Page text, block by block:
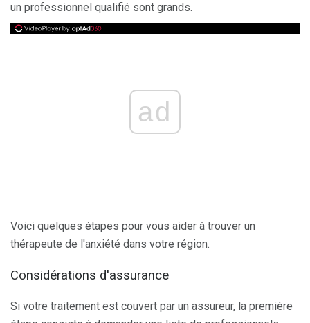
un professionnel qualifié sont grands.
ad
Voici quelques étapes pour vous aider à trouver un
thérapeute de l'anxiété dans votre région.
Considérations d'assurance
Si votre traitement est couvert par un assureur, la première